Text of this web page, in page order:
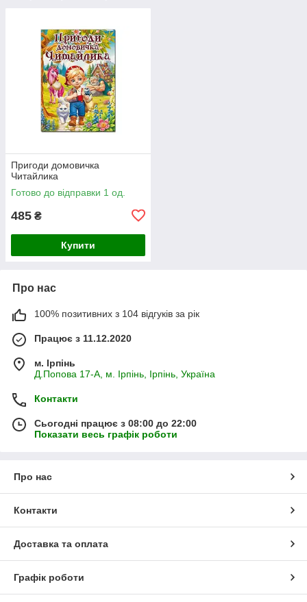
Пригоди домовичка
Читайлика
Готово до відправки 1 од.
485 ₴
Купити
Про нас
100% позитивних з 104 відгуків за рік
Працює з 11.12.2020
м. Ірпінь
Д.Попова 17-А, м. Ірпінь, Ірпінь, Україна
Контакти
Сьогодні працює з 08:00 до 22:00
Показати весь графік роботи
Про нас
Контакти
Доставка та оплата
Графік роботи